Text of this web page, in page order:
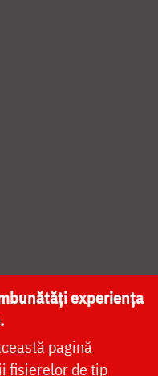
NAȚIONALĂ
experiența
pagină
fișierelor de tip